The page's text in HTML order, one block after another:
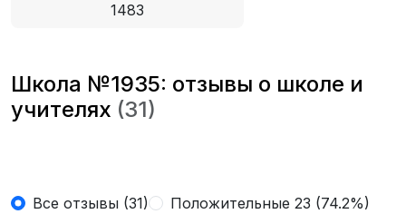
1483
Школа №1935: отзывы о школе и
учителях (31)
Все отзывы (31)
Положительные 23 (74.2%)